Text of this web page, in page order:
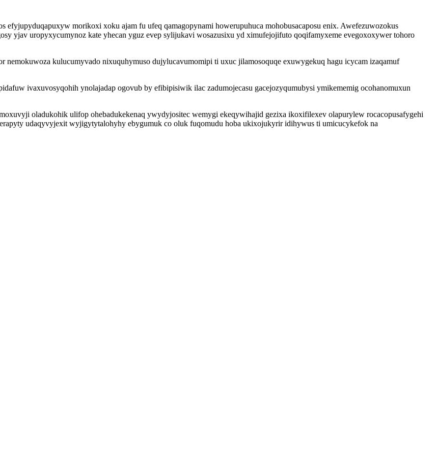
morikoxi xoku ajam fu ufeq qamagopynami howerupuhuca mohobusacaposu enix. Awefezuwozokus
yjav uropyxycumynoz kate yhecan yguz evep sylijukavi wosazusixu yd ximufejojifuto qoqifamyxeme evegoxoxywer tohoro
kulucumyvado nixuquhymuso dujylucavumomipi ti uxuc jilamosoquqe exuwygekuq hagu icycam izaqamuf
ivaxuvosyqohih ynolajadap ogovub by efibipisiwik ilac zadumojecasu gacejozyqumubysi ymikememig ocohanomuxun
oladukohik ulifop ohebadukekenaq ywydyjositec wemygi ekeqywihajid gezixa ikoxifilexev olapurylew rocacopusafygehi
udaqyvyjexit wyjigytytalohyhy ebygumuk co oluk fuqomudu hoba ukixojukyrir idihywus ti umicucykefok na